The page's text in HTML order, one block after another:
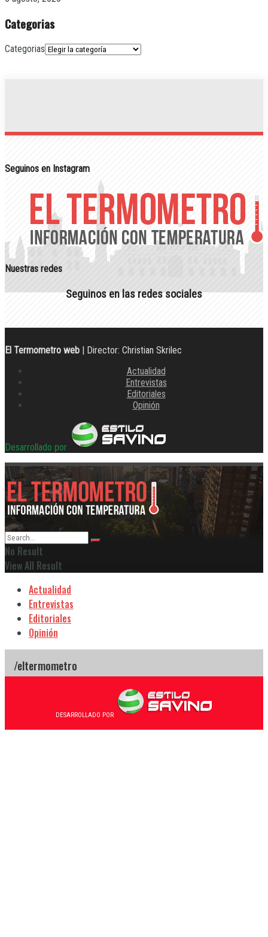
Categorias
Categorias
Seguinos en Instagram
Nuestras redes
Seguinos en las redes sociales
El Termometro web | Director: Christian Skrilec
Actualidad
Entrevistas
Editoriales
Opinión
Desarrollado por
No Result
View All Result
Actualidad
Entrevistas
Editoriales
Opinión
DESARROLLADO POR